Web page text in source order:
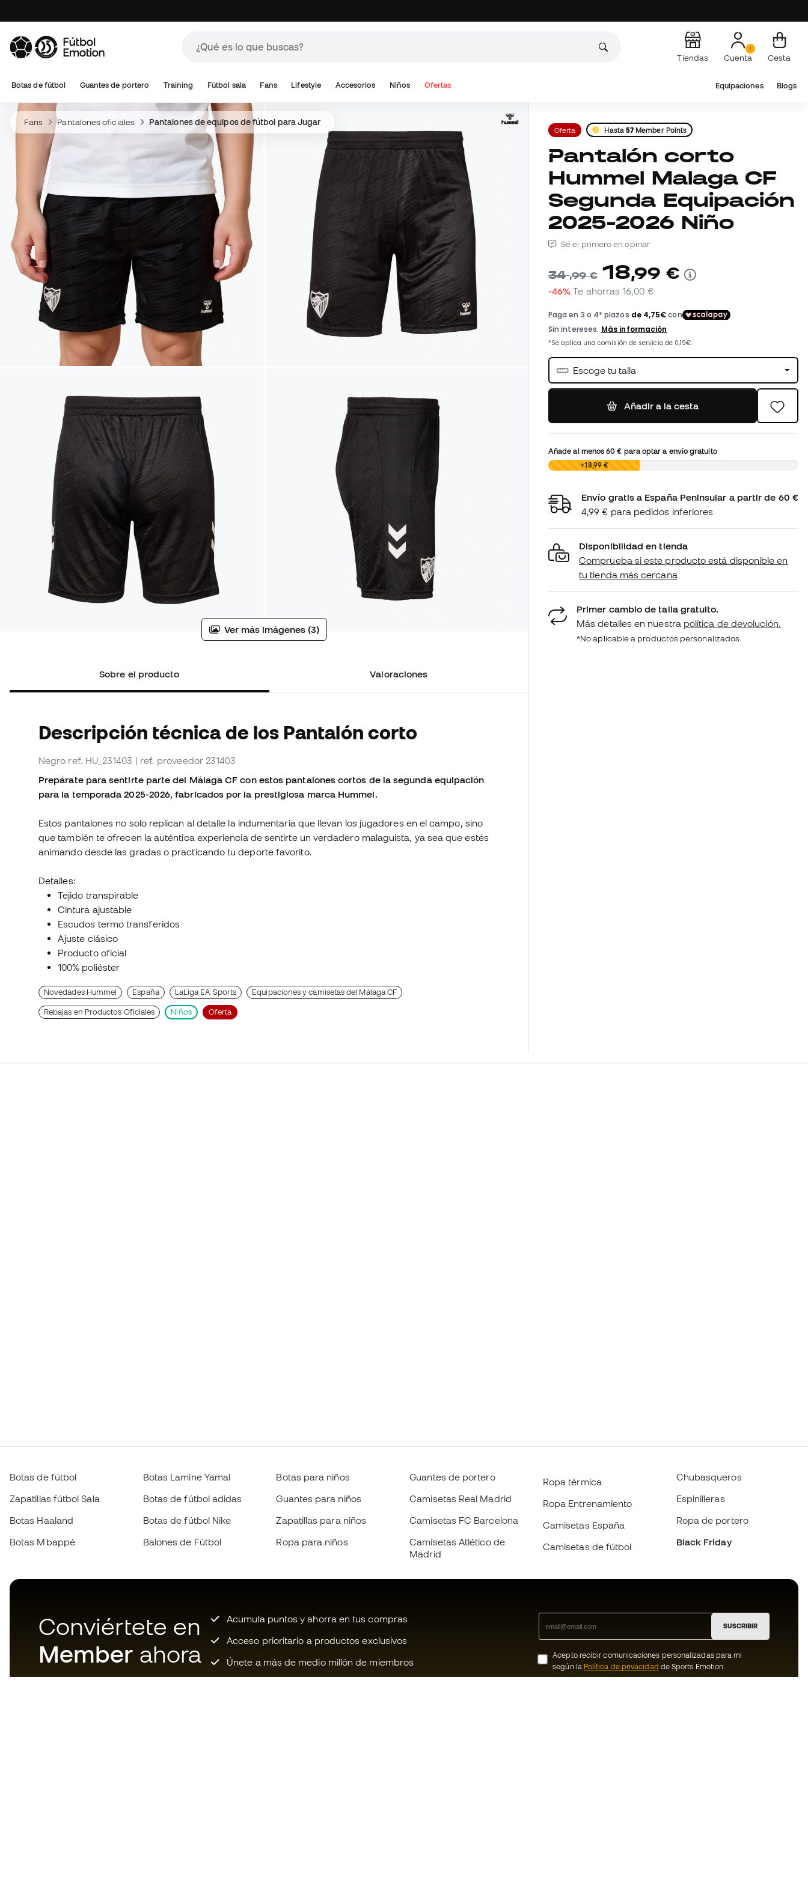
Tiendas Cuenta Cesta
Botas de fútbol Guantes de portero Training Fútbol sala Fans Lifestyle Accesorios Niños Ofertas Equipaciones Blogs
Fans Pantalones oficiales Pantalones de equipos de fútbol para Jugar
Ver más imágenes (3)
Sobre el producto Valoraciones
Descripción técnica de los Pantalón corto
Negro ref. HU_231403 | ref. proveedor 231403
Prepárate para sentirte parte del Málaga CF con estos pantalones cortos de la segunda equipación
para la temporada 2025-2026, fabricados por la prestigiosa marca Hummel.
Estos pantalones no solo replican al detalle la indumentaria que llevan los jugadores en el campo, sino
que también te ofrecen la auténtica experiencia de sentirte un verdadero malaguista, ya sea que estés
animando desde las gradas o practicando tu deporte favorito.
Detalles:
Tejido transpirable
Cintura ajustable
Escudos termo transferidos
Ajuste clásico
Producto oficial
100% poliéster
Novedades Hummel España LaLiga EA Sports Equipaciones y camisetas del Málaga CF
Rebajas en Productos Oficiales Niños Oferta
Oferta Hasta 57 Member Points
Pantalón corto
Hummel Malaga CF
Segunda Equipación
2025-2026 Niño
Sé el primero en opinar
34,99 € 18,99 €
-46% Te ahorras16,00 €
Escoge tu talla
Añadir a la cesta
Añade al menos60 € para optar a envío gratuito
0,00 € +18,99 €
Envío gratis a España Peninsular a partir de 60 €
4,99 € para pedidos inferiores
Disponibilidad en tienda
Comprueba si este producto está disponible en
tu tienda más cercana
Primer cambio de talla gratuito.
Más detalles en nuestra política de devolución.
*No aplicable a productos personalizados.
Botas de fútbol
Zapatillas fútbol Sala
Botas Haaland
Botas Mbappé
Botas Lamine Yamal
Botas de fútbol adidas
Botas de fútbol Nike
Balones de Fútbol
Botas para niños
Guantes para niños
Zapatillas para niños
Ropa para niños
Guantes de portero
Camisetas Real Madrid
Camisetas FC Barcelona
Camisetas Atlético de
Madrid
Ropa térmica
Ropa Entrenamiento
Camisetas España
Camisetas de fútbol
Chubasqueros
Espinilleras
Ropa de portero
Black Friday
Conviértete en
Member ahora
Acumula puntos y ahorra en tus compras
Acceso prioritario a productos exclusivos
Únete a más de medio millón de miembros
SUSCRIBIR
Acepto recibir comunicaciones personalizadas para mi
según la Política de privacidad de Sports Emotion.